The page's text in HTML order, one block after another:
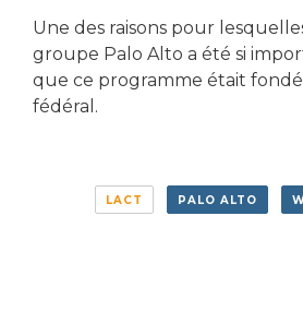
Une des raisons pour
groupe Palo Alto a été si
que ce programme était
fédéral.
LACT PALO ALTO